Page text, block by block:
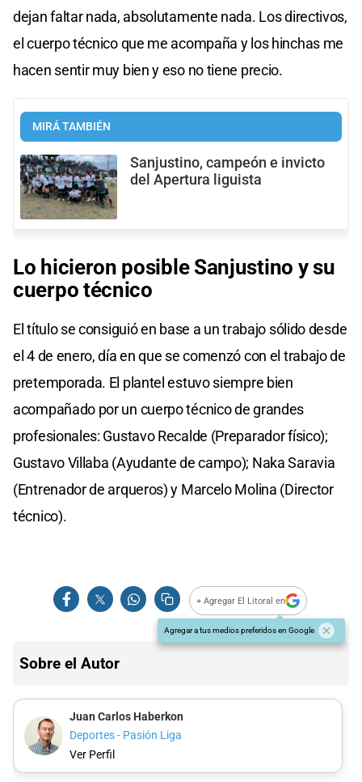
dejan faltar nada, absolutamente nada. Los directivos,
el cuerpo técnico que me acompaña y los hinchas me
hacen sentir muy bien y eso no tiene precio.
MIRÁ TAMBIÉN
Sanjustino, campeón e invicto
del Apertura liguista
Lo hicieron posible Sanjustino y su
cuerpo técnico
El título se consiguió en base a un trabajo sólido desde
el 4 de enero, día en que se comenzó con el trabajo de
pretemporada. El plantel estuvo siempre bien
acompañado por un cuerpo técnico de grandes
profesionales: Gustavo Recalde (Preparador físico);
Gustavo Villaba (Ayudante de campo); Naka Saravia
(Entrenador de arqueros) y Marcelo Molina (Director
técnico).
+ Agregar El Litoral en
Agregar a tus medios preferidos en Google
Sobre el Autor
Juan Carlos Haberkon
Deportes - Pasión Liga
Ver Perfil